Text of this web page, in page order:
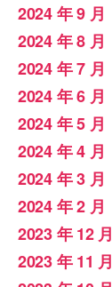
2024 年 9 月
2024 年 8 月
2024 年 7 月
2024 年 6 月
2024 年 5 月
2024 年 4 月
2024 年 3 月
2024 年 2 月
2023 年 12 月
2023 年 11 月